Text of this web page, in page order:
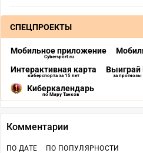
СПЕЦПРОЕКТЫ
Мобильное приложение
Cybersport.ru
Интерактивная карта
киберспорта за 15 лет
Выиграй
за прогнозы
Киберкалендарь
по Миру Танков
Комментарии
ПО ДАТЕ ПО ПОПУЛЯРНОСТИ